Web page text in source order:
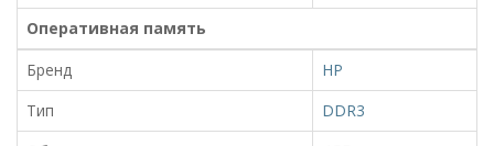
Оперативная память
Бренд
HP
Тип
DDR3